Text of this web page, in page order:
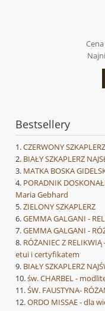
Bestsellery
CZERWONY
BIAŁY SZKAPLERZ
MATKA BOSKA
PORADNIK
Maria Gebhard
ZIELONY SZKAPLERZ
GEMMA GALGANI -
GEMMA GALGANI -
RÓŻANIEC Z
etui i certyfikatem
BIAŁY SZKAPLERZ
św. CHARBEL -
ŚW. FAUSTYNA-
ORDO MISSAE - dla